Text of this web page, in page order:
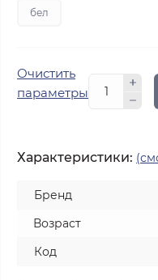
бел
Очистить
параметры
Характеристики:
Бренд
Возраст
Код